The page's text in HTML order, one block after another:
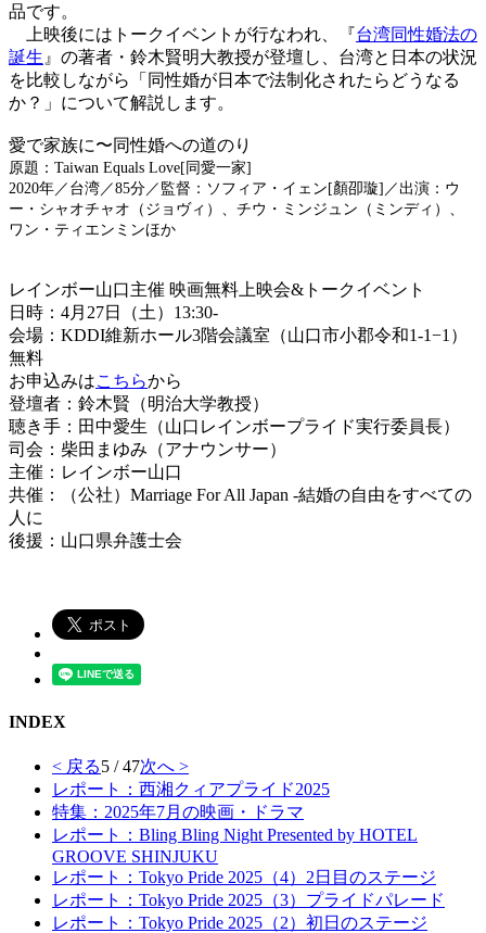
品です。
上映後にはトークイベントが行なわれ、『台湾同性婚法の
誕生 』の著者・鈴木賢明大教授が登壇し、台湾と日本の状況
を比較しながら「同性婚が日本で法制化されたらどうなる
か？」について解説します。
愛で家族に〜同性婚への道のり
原題：Taiwan Equals Love[同愛一家]
2020年／台湾／85分／監督：ソフィア・イェン[顏卲璇]／出演：ウ
ー・シャオチャオ（ジョヴィ）、チウ・ミンジュン（ミンディ）、
ワン・ティエンミンほか
レインボー山口主催 映画無料上映会&トークイベント
日時：4月27日（土）13:30-
会場：KDDI維新ホール3階会議室（山口市小郡令和1-1−1）
無料
お申込みはこちらから
登壇者：鈴木賢（明治大学教授）
聴き手：田中愛生（山口レインボープライド実行委員長）
司会：柴田まゆみ（アナウンサー）
主催：レインボー山口
共催：（公社）Marriage For All Japan -結婚の自由をすべての
人に
後援：山口県弁護士会
INDEX
< 戻る5 / 47次へ >
レポート：西湘クィアプライド2025
特集：2025年7月の映画・ドラマ
レポート：Bling Bling Night Presented by HOTEL
GROOVE SHINJUKU
レポート：Tokyo Pride 2025（4）2日目のステージ
レポート：Tokyo Pride 2025（3）プライドパレード
レポート：Tokyo Pride 2025（2）初日のステージ